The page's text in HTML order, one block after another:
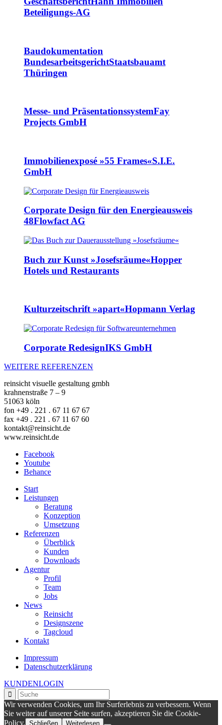
Beteiligungs-AG
Baudokumentation
BundesarbeitsgerichtStaatsbauamt
Thüringen
Messe- und PräsentationssystemFay
Projects GmbH
Immobilienexposé »55 Frames«S.I.E.
GmbH
Corporate Design für den Energieausweis
48Flowfact AG
Buch zur Kunst »Josefsräume«Hopper
Hotels und Restaurants
Kulturzeitschrift »apart«Hopmann Verlag
Corporate RedesignIKS GmbH
WEITERE REFERENZEN
reinsicht visuelle gestaltung gmbh
krahnenstraße 7 – 9
51063 köln
fon +49 . 221 . 67 11 67 67
fax +49 . 221 . 67 11 67 60
kontakt@reinsicht.de
www.reinsicht.de
Facebook
Youtube
Behance
Start
Leistungen
Beratung
Konzeption
Umsetzung
Referenzen
Überblick
Kunden
Downloads
Agentur
Profil
Team
Jobs
News
Reinsicht
Designszene
Tagcloud
Kontakt
Impressum
Datenschutzerklärung
KUNDENLOGIN
Wir verwenden Cookies, um Ihr Surferlebnis zu verbessern. Wenn
Sie weiter auf unserer Seite surfen, akzeptieren Sie die Cookie-
Policy. Schließen Weiterlesen